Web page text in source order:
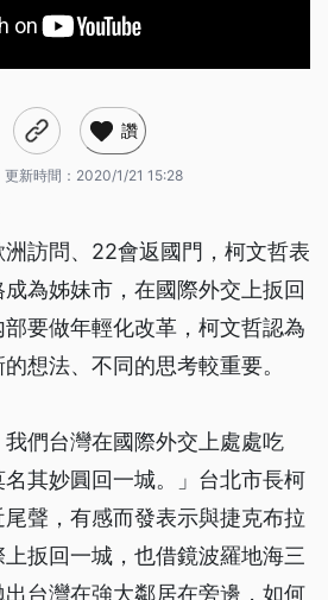
讚
更新時間： 2020/1/21 15:28
訪問、22會返國門，柯文哲表
為姊妹市，在國際外交上扳回
要做年輕化改革，柯文哲認為
想法、不同的思考較重要。
我們台灣在國際外交上處處吃
其妙圓回一城。」台北市長柯
聲，有感而發表示與捷克布拉
扳回一城，也借鏡波羅地海三
台灣在強大鄰居在旁邊，如何